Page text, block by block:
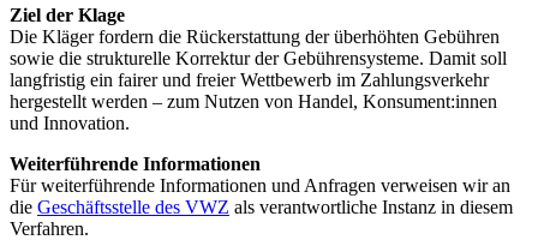
Ziel der Klage
Die Kläger fordern die Rückerstattung der überhöhten Gebühren
sowie die strukturelle Korrektur der Gebührensysteme. Damit soll
langfristig ein fairer und freier Wettbewerb im Zahlungsverkehr
hergestellt werden – zum Nutzen von Handel, Konsument:innen
und Innovation.
Weiterführende Informationen
Für weiterführende Informationen und Anfragen verweisen wir an
die Geschäftsstelle des VWZ als verantwortliche Instanz in diesem
Verfahren.